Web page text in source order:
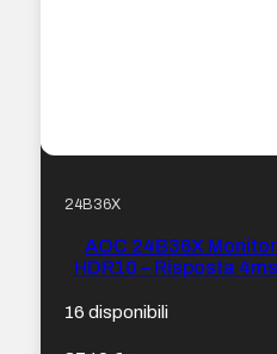
24B36X
AOC 24B36X Monitor
HDR10 – Risposta
16 disponibili